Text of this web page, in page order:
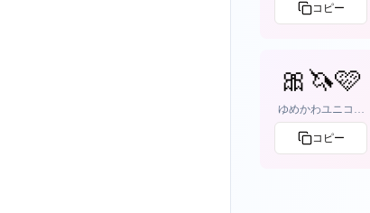
コピー
🎀🦄🩷
ゆめかわユニコー
ン
コピー